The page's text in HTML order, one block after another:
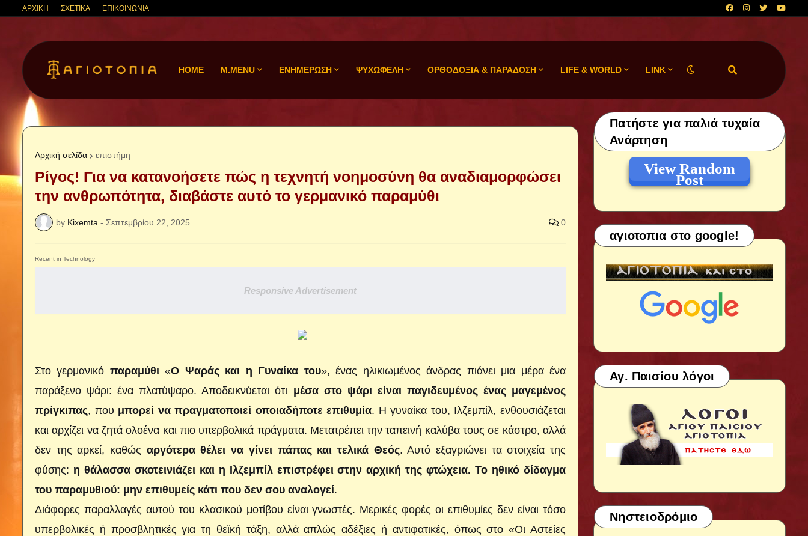
ΑΡΧΙΚΗ ΣΧΕΤΙΚΑ ΕΠΙΚΟΙΝΩΝΙΑ
HOME M.MENU ΕΝΗΜΕΡΩΣΗ ΨΥΧΩΦΕΛΗ ΟΡΘΟΔΟΞΙΑ & ΠΑΡΑΔΟΣΗ LIFE & WORLD LINK
Αρχική σελίδα επιστήμη
Ρίγος! Για να κατανοήσετε πώς η τεχνητή νοημοσύνη θα αναδιαμορφώσει
την ανθρωπότητα, διαβάστε αυτό το γερμανικό παραμύθι
by Kixemta - Σεπτεμβρίου 22, 2025 0
Recent in Technology
Responsive Advertisement
Στο γερμανικό παραμύθι«Ο Ψαράς και η Γυναίκα του», ένας ηλικιωμένος άνδρας πιάνει μια μέρα ένα
παράξενο ψάρι: ένα πλατύψαρο. Αποδεικνύεται ότι μέσα στο ψάρι είναι παγιδευμένος ένας μαγεμένος
πρίγκιπας, που μπορεί να πραγματοποιεί οποιαδήποτε επιθυμία. Η γυναίκα του, Ιλζεμπίλ, ενθουσιάζεται
και αρχίζει να ζητά ολοένα και πιο υπερβολικά πράγματα. Μετατρέπει την ταπεινή καλύβα τους σε κάστρο, αλλά
δεν της αρκεί, καθώς αργότερα θέλει να γίνει πάπας και τελικά Θεός. Αυτό εξαγριώνει τα στοιχεία της
φύσης: η θάλασσα σκοτεινιάζει και η Ιλζεμπίλ επιστρέφει στην αρχική της φτώχεια. Το ηθικό δίδαγμα
του παραμυθιού: μην επιθυμείς κάτι που δεν σου αναλογεί.
Διάφορες παραλλαγές αυτού του κλασικού μοτίβου είναι γνωστές. Μερικές φορές οι επιθυμίες δεν είναι τόσο
υπερβολικές ή προσβλητικές για τη θεϊκή τάξη, αλλά απλώς αδέξιες ή αντιφατικές, όπως στο «Οι Αστείες
Πατήστε για παλιά τυχαία
Ανάρτηση
View Random
Post
αγιοτοπια στο google!
Αγ. Παισίου λόγοι
Νηστειοδρόμιο